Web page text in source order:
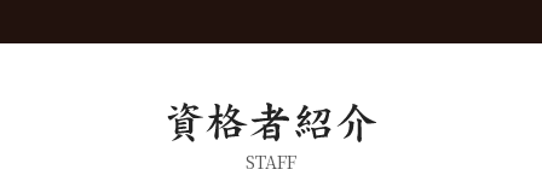
痴漢 逮捕
刑事事件 弁護士
脅迫罪 慰謝料
離婚 千葉県 弁護士
刑事事件 品川区 弁護士
刑事事件 港区 弁護士
労働問題 神奈川県 弁護士
STAFF